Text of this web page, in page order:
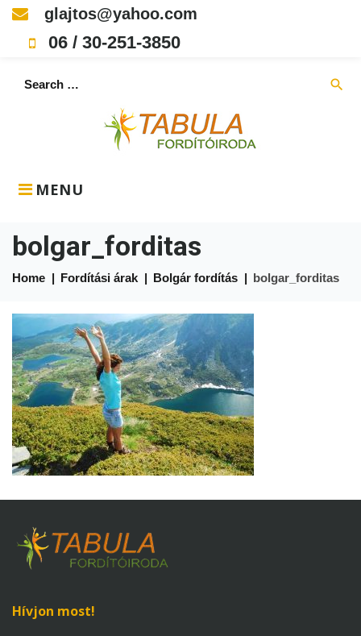
Skip
content
glajtos@yahoo.com
06 / 30-251-3850
MENU
Search
search
bolgar_forditas
Home | Fordítási árak | Bolgár fordítás | bolgar_forditas
bolgar_forditas
Hívjon most!